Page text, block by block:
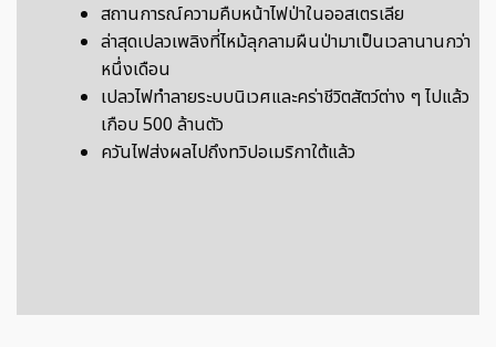
สถานการณ์ความคืบหน้าไฟป่าในออสเตรเลีย
ล่าสุดเปลวเพลิงที่ไหม้ลุกลามผืนป่ามาเป็นเวลานานกว่า
หนึ่งเดือน
เปลวไฟทำลายระบบนิเวศและคร่าชีวิตสัตว์ต่าง ๆ ไปแล้ว
เกือบ 500 ล้านตัว
ควันไฟส่งผลไปถึงทวิปอเมริกาใต้แล้ว